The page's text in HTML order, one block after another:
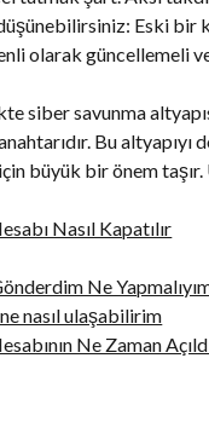
Eski bir
olarak güncellemeli
siber savunma
Bu
büyük bir önem
Nasıl Kapatılır
Ne
nasıl ulaşabilirim
Ne Zaman